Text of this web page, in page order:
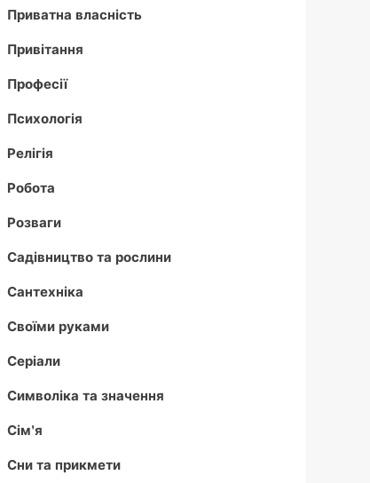
Приватна власність
Привітання
Професії
Психологія
Релігія
Робота
Розваги
Садівництво та рослини
Сантехніка
Своїми руками
Серіали
Символіка та значення
Сім'я
Сни та прикмети